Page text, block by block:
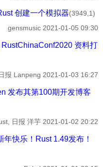
创建一个模拟器(3949,1)
gensmusic 2021-01-05 09:30
RustChinaConf2020 资料打
报 Lanpeng 2021-01-03 16:27
发布其第100期开发博客
日报 洋芋 2021-01-02 20:22
年快乐！Rust 1.49发布！